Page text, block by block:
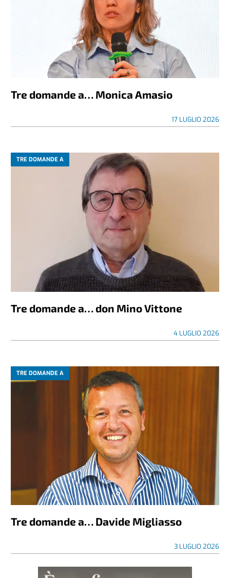
Tre domande a… Monica Amasio
17 LUGLIO 2026
TRE DOMANDE A
Tre domande a… don Mino Vittone
4 LUGLIO 2026
TRE DOMANDE A
Tre domande a… Davide Migliasso
3 LUGLIO 2026